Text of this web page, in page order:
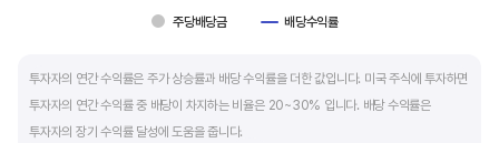
주당배당금 배당수익률
투자자의 연간 수익률은 주가 상승률과 배당 수익률을 더한 값입니다. 미국 주식에 투자하면
투자자의 연간 수익률 중 배당이 차지하는 비율은 20~30% 입니다. 배당 수익률은
투자자의 장기 수익률 달성에 도움을 줍니다.